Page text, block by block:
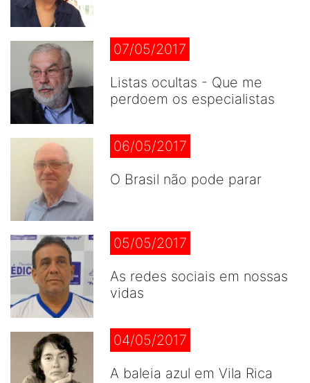
07/05/2017
Listas ocultas - Que me
perdoem os especialistas
06/05/2017
O Brasil não pode parar
05/05/2017
As redes sociais em nossas
vidas
04/05/2017
A baleia azul em Vila Rica